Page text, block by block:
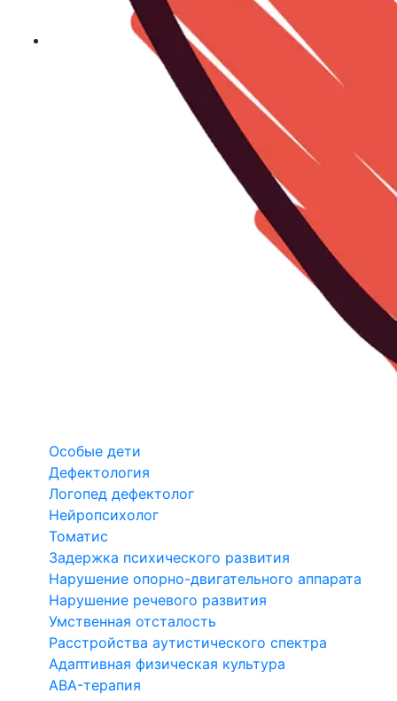
Особые дети
Дефектология
Логопед дефектолог
Нейропсихолог
Томатис
Задержка психического развития
Нарушение опорно-двигательного аппарата
Нарушение речевого развития
Умственная отсталость
Расстройства аутистического спектра
Адаптивная физическая культура
ABA-терапия